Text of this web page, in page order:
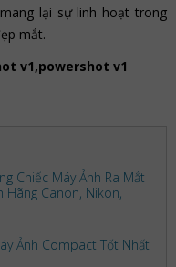
lại sự linh hoạt trong
mắt.
v1,powershot v1
Chiếc Máy Ảnh Ra Mắt
Hãng Canon, Nikon,
Ảnh Compact Tốt Nhất